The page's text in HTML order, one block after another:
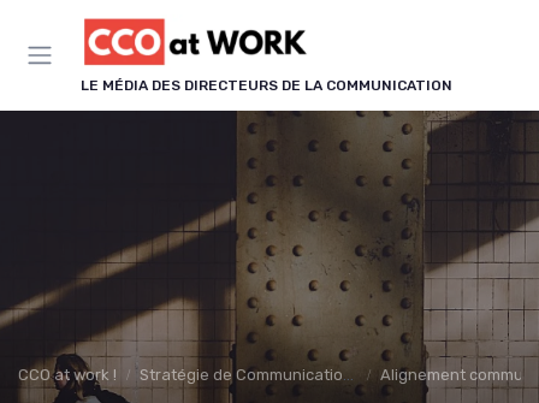
LE MÉDIA DES DIRECTEURS DE LA COMMUNICATION
CCO at work ! Stratégie de Communication & Image Alignement
Panneau de gestion des cookies